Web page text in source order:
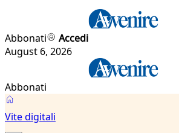
Abbonati
Accedi
August 6, 2026
Abbonati
Vite digitali